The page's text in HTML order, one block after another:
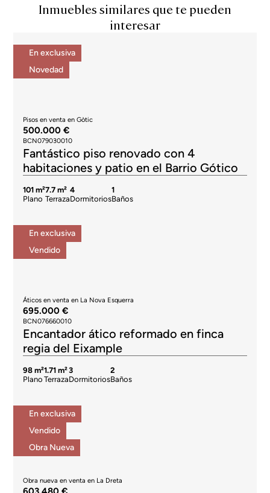
Inmuebles similares que te pueden
interesar
En exclusiva
Novedad
Pisos en venta en Gòtic
500.000 €
BCN079030010
Fantástico piso renovado con 4
habitaciones y patio en el Barrio Gótico
101 m²
Plano
7.7 m²
Terraza
4
Dormitorios
1
Baños
En exclusiva
Vendido
Áticos en venta en La Nova Esquerra
695.000 €
BCN076660010
Encantador ático reformado en finca
regia del Eixample
98 m²
Plano
1.71 m²
Terraza
3
Dormitorios
2
Baños
En exclusiva
Vendido
Obra Nueva
Obra nueva en venta en La Dreta